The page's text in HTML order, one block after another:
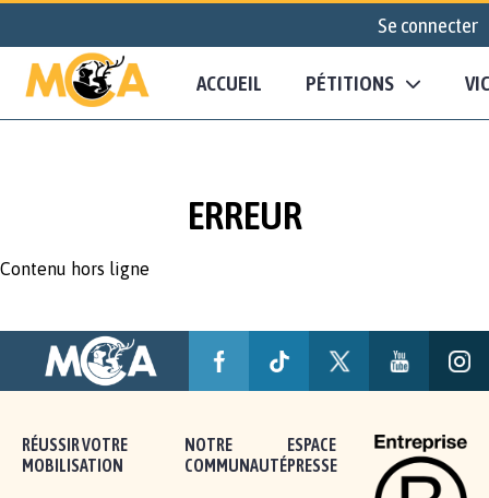
Se connecter
ACCUEIL PÉTITIONS
ERREUR
Contenu hors ligne
RÉUSSIR VOTRE
MOBILISATION
NOTRE
COMMUNAUTÉ
ESPACE
PRESSE